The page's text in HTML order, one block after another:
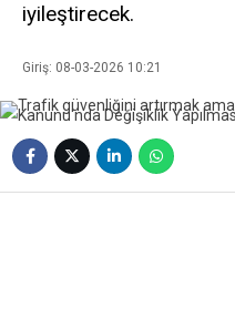
iyileştirecek.
Giriş: 08-03-2026 10:21